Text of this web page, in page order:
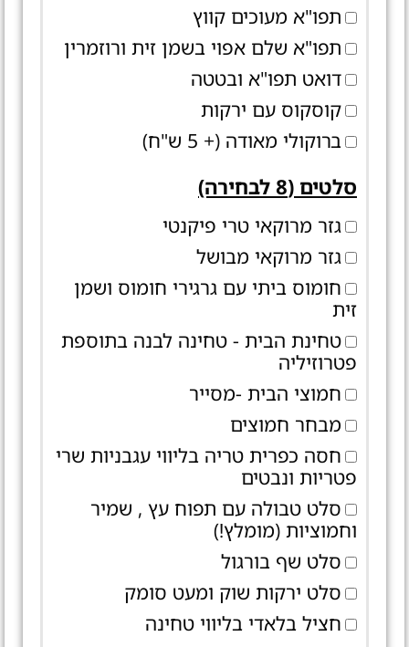
תפו"א מעוכים קווץ
תפו"א שלם אפוי בשמן זית ורוזמרין
דואט תפו"א ובטטה
קוסקוס עם ירקות
ברוקולי מאודה (+ 5 ש"ח)
סלטים (8 לבחירה)
גזר מרוקאי טרי פיקנטי
גזר מרוקאי מבושל
חומוס ביתי עם גרגירי חומוס ושמן
זית
טחינת הבית - טחינה לבנה בתוספת
פטרוזיליה
חמוצי הבית -מסייר
מבחר חמוצים
חסה כפרית טריה בליווי עגבניות שרי
פטריות ונבטים
סלט טבולה עם תפוח עץ , שמיר
וחמוציות (מומלץ!)
סלט שף בורגול
סלט ירקות שוק ומעט סומק
חציל בלאדי בליווי טחינה